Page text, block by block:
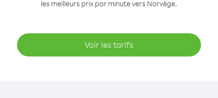
les meilleurs prix par minute vers Norvège.
Voir les tarifs